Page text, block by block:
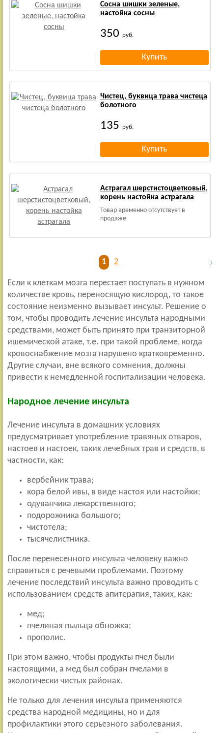
Сосна шишки зеленые,
настойка сосны
350 руб.
Чистец, буквица трава чистеца
болотного
135 руб.
Астрагал шерстистоцветковый,
корень настойка астрагала
Товар временно отсутствует в
продаже
1 2
Если к клеткам мозга перестает поступать в нужном
количестве кровь, переносящую кислород, то такое
состояние неизменно вызывает инсульт. Решение о
том, чтобы проводить лечение инсульта народными
средствами, может быть принято при транзиторной
ишемической атаке, т.е. при такой проблеме, когда
кровоснабжение мозга нарушено кратковременно.
Другие случаи, вне всякого сомнения, должны
привести к немедленной госпитализации человека.
Народное лечение инсульта
Лечение инсульта в домашних условиях
предусматривает употребление травяных отваров,
настоев и настоек, таких лечебных трав и средств, в
частности, как:
вербейник трава;
кора белой ивы, в виде настоя или настойки;
одуванчика лекарственного;
подорожника большого;
чистотела;
тысячелистника.
После перенесенного инсульта человеку важно
справиться с речевыми проблемами. Поэтому
лечение последствий инсульта важно проводить с
использованием средств апитерапия, таких, как:
мед;
пчелиная пыльца обножка;
прополис.
При этом важно, чтобы продукты пчел были
настоящими, а мед был собран пчелами в
экологически чистых районах.
Не только для лечения инсульта применяются
средства народной медицины, но и для
профилактики этого серьезного заболевания.